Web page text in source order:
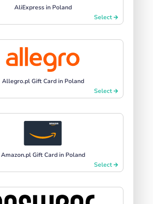
AliExpress in Poland
Select
Allegro.pl Gift Card in Poland
Select
Amazon.pl Gift Card in Poland
Select